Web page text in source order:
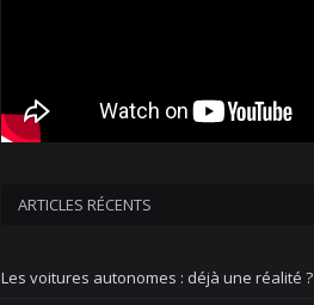
ARTICLES RÉCENTS
Les voitures autonomes : déjà une réalité ?